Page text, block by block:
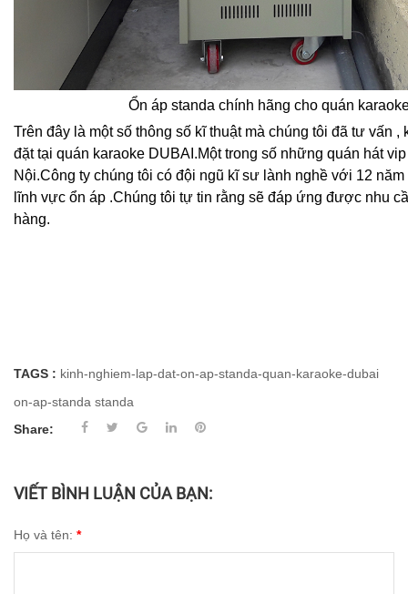
Ổn áp standa chính hãng cho quán
Trên đây là một số thông số kĩ thuật mà chúng tôi đã tư vấn ,
đặt tại quán karaoke DUBAI.Một trong số những quán hát
Nội.Công ty chúng tôi có đội ngũ kĩ sư lành nghề với 12
lĩnh vực ổn áp .Chúng tôi tự tin rằng sẽ đáp ứng được nhu
hàng.
TAGS : kinh-nghiem-lap-dat-on-ap-standa-quan-karaoke-dubai
on-ap-standa standa
Share:
VIẾT BÌNH LUẬN CỦA BẠN:
Họ và tên: *